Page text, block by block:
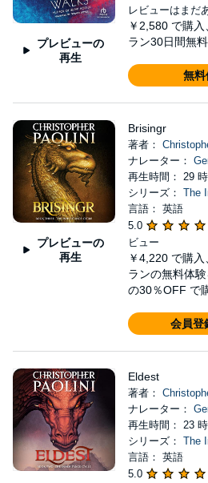
プレビューの
再生
レビューはまだ
￥2,580 で購
ラン30日間無
無料
プレビューの
再生
Brisingr
著者：
ナレーター：
再生時間： 29
シリーズ： The
言語： 英語
5.0
ビュー
￥4,220 で購
ランの無料体
の30％OFF で
会員登
Eldest
著者：
ナレーター：
再生時間： 23
シリーズ： The
言語： 英語
5.0